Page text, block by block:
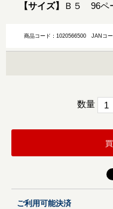
【サイズ】 Ｂ５ 96ペ
商品コード：1020566500JANコ
数量
ご利用可能決済